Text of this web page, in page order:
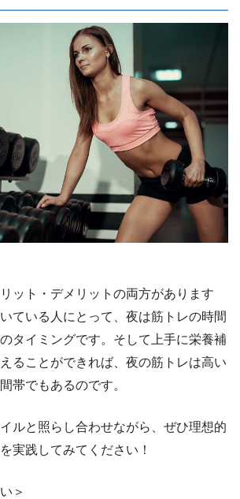
ット・デメリットの両方があります
ている人にとって、夜は筋トレの時間
タイミングです。そして上手に栄養補
ることができれば、夜の筋トレは高い
帯でもあるのです。
ルと照らし合わせながら、ぜひ理想的
実践してみてください！
＞